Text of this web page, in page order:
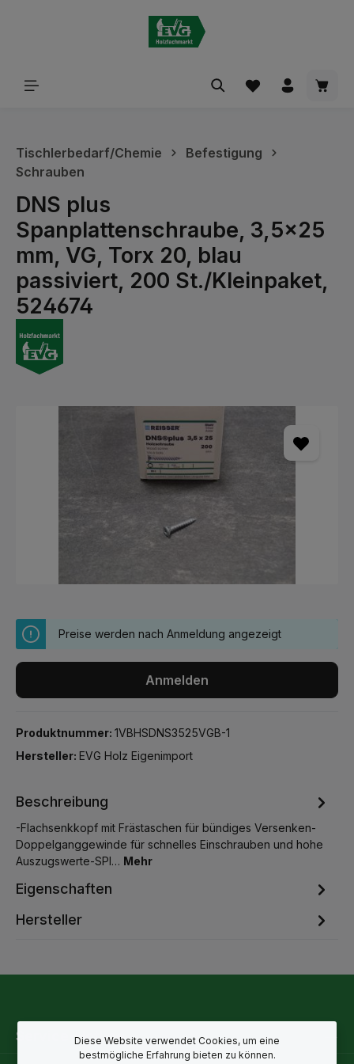
Tischlerbedarf/Chemie
Befestigung
Schrauben
DNS plus
Spanplattenschraube, 3,5x25
mm, VG, Torx 20, blau
passiviert, 200 St./Kleinpaket,
524674
Preise werden nach Anmeldung angezeigt
Anmelden
Produktnummer: 1VBHSDNS3525VGB-1
Hersteller: EVG Holz Eigenimport
Beschreibung
-Flachsenkkopf mit Frästaschen für bündiges Versenken-
Doppelganggewinde für schnelles Einschrauben und hohe
Auszugswerte-SPI… Mehr
Eigenschaften
Hersteller
Service-HotlineDiese Website verwendet Cookies, um eine
bestmögliche Erfahrung bieten zu können.